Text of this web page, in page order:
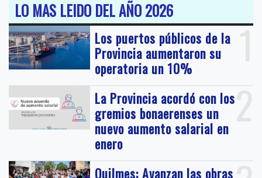
LO MAS LEIDO DEL AÑO 2026
1
Los puertos públicos de la
Provincia aumentaron su
operatoria un 10%
2
La Provincia acordó con los
gremios bonaerenses un
nuevo aumento salarial en
enero
Quilmes: Avanzan las obras